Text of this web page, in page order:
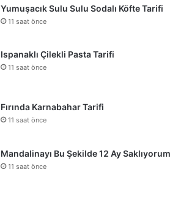
Yumuşacık Sulu Sulu Sodalı Köfte Tarifi
11 saat önce
Ispanaklı Çilekli Pasta Tarifi
11 saat önce
Fırında Karnabahar Tarifi
11 saat önce
Mandalinayı Bu Şekilde 12 Ay Saklıyorum
11 saat önce